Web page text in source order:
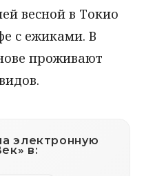
весной в Токио
с ежиками. В
проживают
электронную
в: